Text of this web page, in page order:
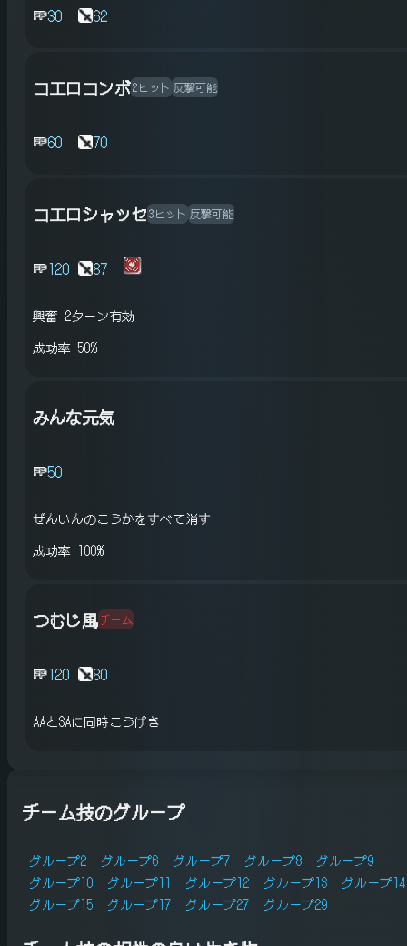
30 62
コエロコンボ2ヒット 反撃可能
60 70
コエロシャッセ3ヒット 反撃可能
120 87
興奮 2ターン有効
成功率 50%
みんな元気
50
ぜんいんのこうかをすべて消す
成功率 100%
つむじ風チーム
120 80
AAとSAに同時こうげき
チーム技のグループ
グループ2 グループ6 グループ7 グループ8
グループ9
グループ10
グループ11 グループ12 グループ13
グループ14
グループ15
グループ17 グループ27 グループ29